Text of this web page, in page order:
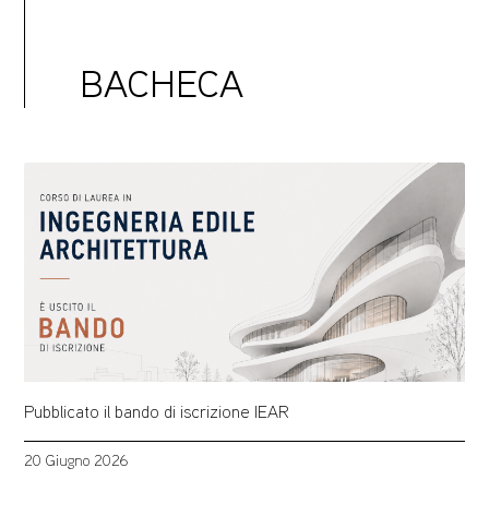
BACHECA
Pubblicato il bando di iscrizione IEAR
20 Giugno 2026